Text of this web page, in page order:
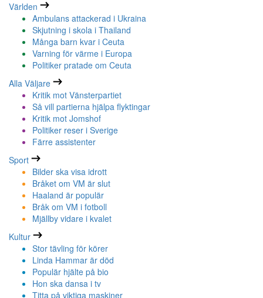
Världen
Ambulans attackerad i Ukraina
Skjutning i skola i Thailand
Många barn kvar i Ceuta
Varning för värme i Europa
Politiker pratade om Ceuta
Alla Väljare
Kritik mot Vänsterpartiet
Så vill partierna hjälpa flyktingar
Kritik mot Jomshof
Politiker reser i Sverige
Färre assistenter
Sport
Bilder ska visa idrott
Bråket om VM är slut
Haaland är populär
Bråk om VM i fotboll
Mjällby vidare i kvalet
Kultur
Stor tävling för körer
Linda Hammar är död
Populär hjälte på bio
Hon ska dansa i tv
Titta på viktiga maskiner